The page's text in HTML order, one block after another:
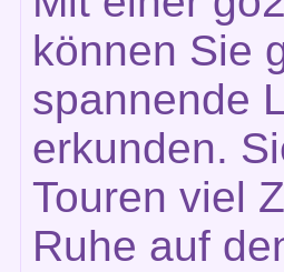
können Sie
spannende
erkunden.
Touren viel
Ruhe auf